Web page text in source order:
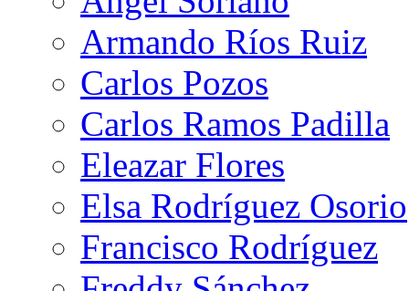
Armando Ríos Ruiz
Carlos Pozos
Carlos Ramos Padilla
Eleazar Flores
Elsa Rodríguez Osorio
Francisco Rodríguez